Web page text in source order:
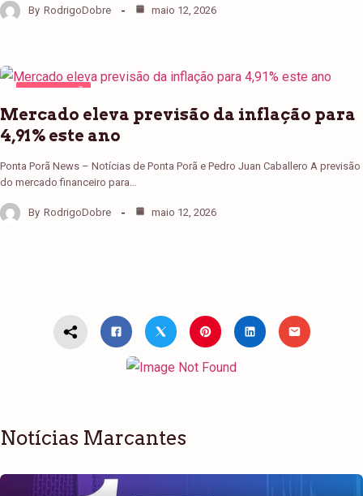
By RodrigoDobre maio 12, 2026
PONTA PORÃ
Mercado eleva previsão da inflação para
4,91% este ano
Ponta Porã News – Notícias de Ponta Porã e Pedro Juan Caballero A previsão
do mercado financeiro para…
By RodrigoDobre maio 12, 2026
Notícias Marcantes